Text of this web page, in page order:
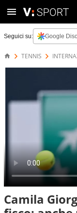
Seguici su: Google
TENNIS
Camila